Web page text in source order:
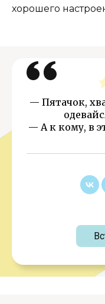
хорошего
— Пятачок,
— А к кому, в